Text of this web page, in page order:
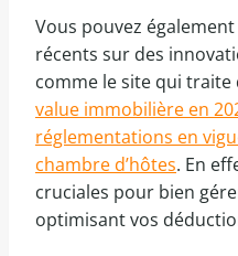
Vous pouvez
récents sur des
comme le site qui traite
value immobilière en
réglementations en
chambre d’hôtes. En
cruciales pour bien
optimisant vos